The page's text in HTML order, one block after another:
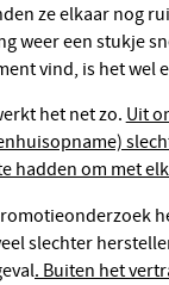
ze elkaar nog
weer een stukje
vind, is het wel
het net zo. Uit
hadden om met
slechter
. Buiten het